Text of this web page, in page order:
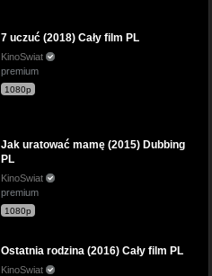
7 uczuć (2018) Cały film PL
KinoSwiat
premium
1080p
Jak uratować mamę (2015) Dubbing
PL
KinoSwiat
premium
1080p
Ostatnia rodzina (2016) Cały film PL
KinoSwiat